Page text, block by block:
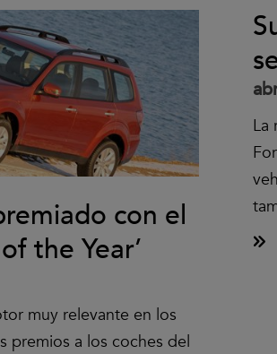
con el
the Year’
muy relevante en los
premios a los coches del
La